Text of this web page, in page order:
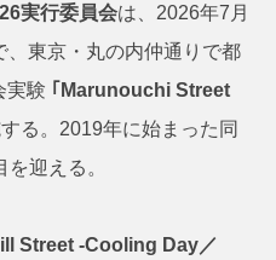
実行委員会は、2026年7月
、東京・丸の内仲通りで都
実験 ｢Marunouchi Street
る。2019年に始まった同
迎える。
Street -Cooling Day／